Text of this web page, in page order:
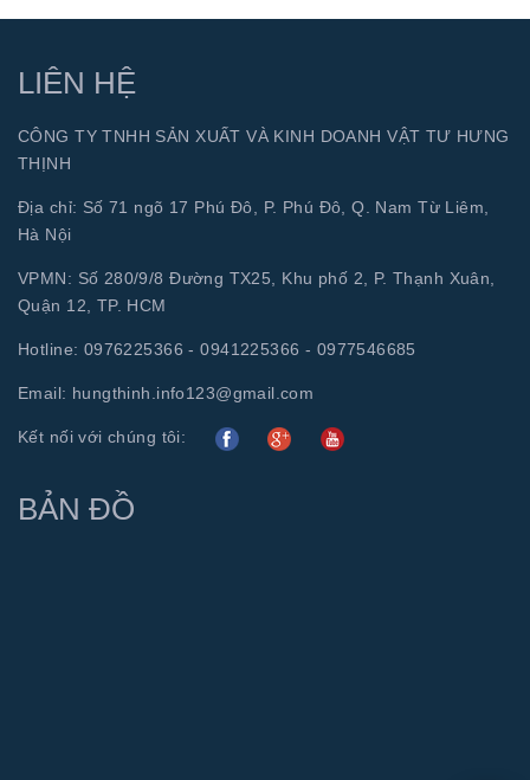
LIÊN HỆ
CÔNG TY TNHH SẢN XUẤT VÀ KINH DOANH VẬT TƯ HƯNG
THỊNH
Địa chỉ: Số 71 ngõ 17 Phú Đô, P. Phú Đô, Q. Nam Từ Liêm,
Hà Nội
VPMN: Số 280/9/8 Đường TX25, Khu phố 2, P. Thạnh Xuân,
Quận 12, TP. HCM
Hotline: 0976225366 - 0941225366 - 0977546685
Email: hungthinh.info123@gmail.com
Kết nối với chúng tôi:
BẢN ĐỒ